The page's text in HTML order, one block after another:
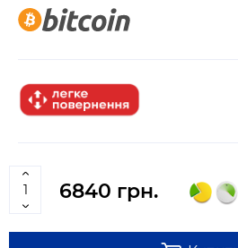
6840 грн.